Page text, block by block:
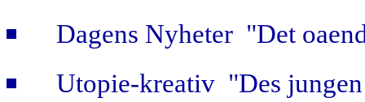
Dagens Nyheter "Det
Utopie-kreativ "Des